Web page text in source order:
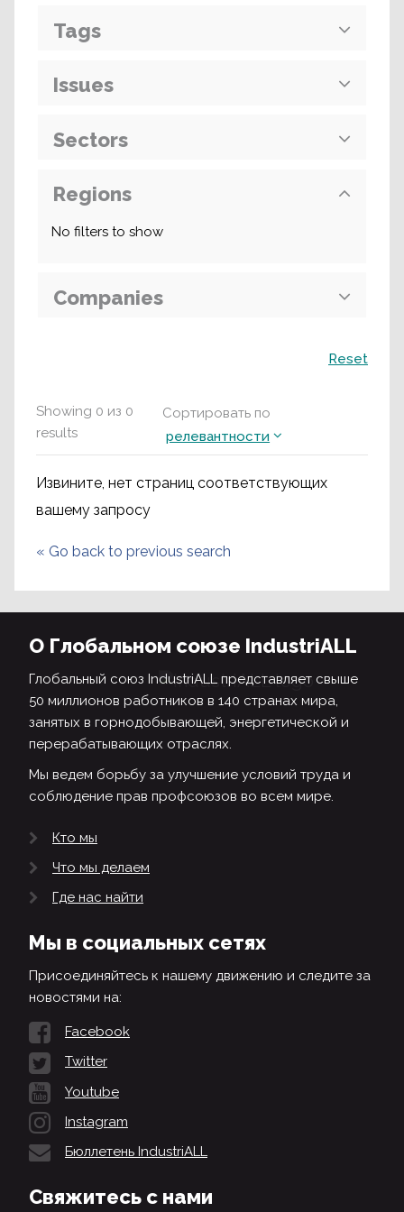
Showing 0 из 0
results
Сортировать по
релевантности
Извините, нет страниц соответствующих
вашему запросу
« Go back to previous search
Tags
Issues
Sectors
Regions
No filters to show
Companies
Reset
О Глобальном союзе IndustriALL
Глобальный союз IndustriALL представляет свыше
50 миллионов работников в 140 странах мира,
занятых в горнодобывающей, энергетической и
перерабатывающих отраслях.
Мы ведем борьбу за улучшение условий труда и
соблюдение прав профсоюзов во всем мире.
Кто мы
Что мы делаем
Где нас найти
Мы в социальных сетях
Присоединяйтесь к нашему движению и следите за
новостями на:
Facebook
Twitter
Youtube
Instagram
Бюллетень IndustriALL
Свяжитесь с нами